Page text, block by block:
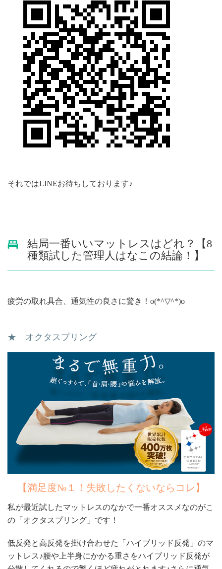
それではLINEお待ちしております♪
結局一番いいマットレスはどれ？【8
種類試した管理人はなこの結論！】
疲労の取れ具合、通気性の良さに驚き！o(*^▽^*)o
★ オクタスプリング
【満足度№１！失敗したくないならコレ】
私が最近試したマットレスのなかで一番オススメなのがこ
の「オクタスプリング」です！
低反発と高反発を掛け合わせた「ハイブリッド反発」のマ
ットレス♪腰や上半身にかかる重さをハイブリッド反発が